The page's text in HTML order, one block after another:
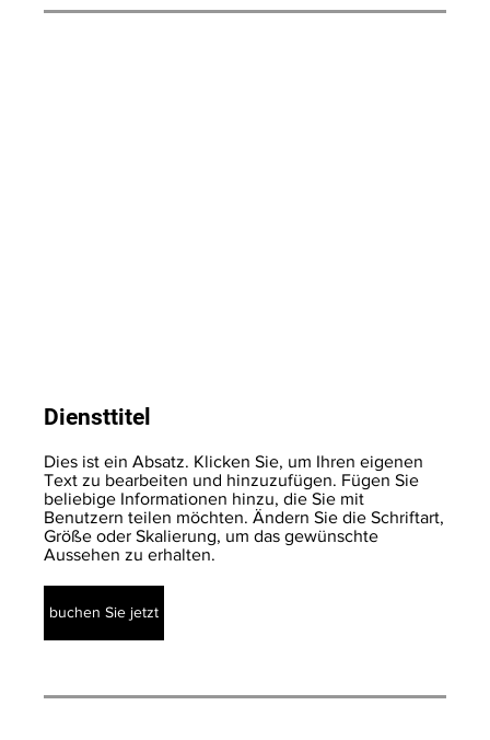
Diensttitel
Dies ist ein Absatz. Klicken Sie, um Ihren eigenen
Text zu bearbeiten und hinzuzufügen. Fügen Sie
beliebige Informationen hinzu, die Sie mit
Benutzern teilen möchten. Ändern Sie die Schriftart,
Größe oder Skalierung, um das gewünschte
Aussehen zu erhalten.
buchen Sie jetzt